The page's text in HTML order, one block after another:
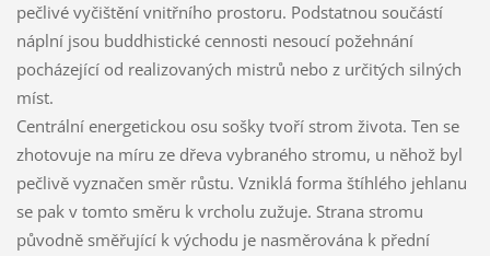
pečlivé vyčištění vnitřního prostoru. Podstatnou součástí
náplní jsou buddhistické cennosti nesoucí požehnání
pocházející od realizovaných mistrů nebo z určitých silných
míst.
Centrální energetickou osu sošky tvoří strom života. Ten se
zhotovuje na míru ze dřeva vybraného stromu, u něhož byl
pečlivě vyznačen směr růstu. Vzniklá forma štíhlého jehlanu
se pak v tomto směru k vrcholu zužuje. Strana stromu
původně směřující k východu je nasměrována k přední